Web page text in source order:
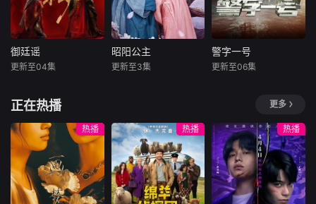
私生女桑落的身份
入住程家。她步步
为营，周旋在各怀
心思的豪门众人
间，引猎物上钩。
22岁的寒冬。踏过
荆棘，玫瑰终将滴
血盛开。
钧的别离。 希
望，在“喜事”的缝
隙里，悄然发芽、
生长。
走配“阴婚”。他与
女探长穆英搭档，
侦破阎王娶亲、五
鬼运财、木偶杀
人、花妖勾魂、吊
御廷谣
改编自行烟烟
的同名小说。孟廷
辉，大平王朝有史
以来个以女子进士
科三元及第入翰林
院的奇女子。十年
前的她被他从死人
御廷谣
更新至04集
昭阳公主
《昭阳公主》由上
海宽娱数码科技有
限公司出品。改编
自晋江文学城小说
《平阳公主》，原
著：青帷。寒门沈
昭阳公主
更新至3集
警字一号
剧中主要讲述
了以谷一诚（李崇
霄饰演）为代表的
冀北市公安刑警用
自己的超凡的智慧
与过人的勇气，屡
破奇案、勇擒元凶
警字一号
更新至06集
正在热播 更多
热播 热播 热播